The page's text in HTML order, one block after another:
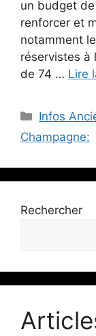
un budget
renforcer et
notamment
réservistes à
de 74 … Lire
Infos
Champagne:
Rechercher